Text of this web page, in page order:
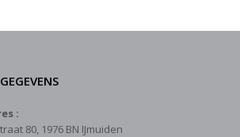
:
80, 1976 BN IJmuiden